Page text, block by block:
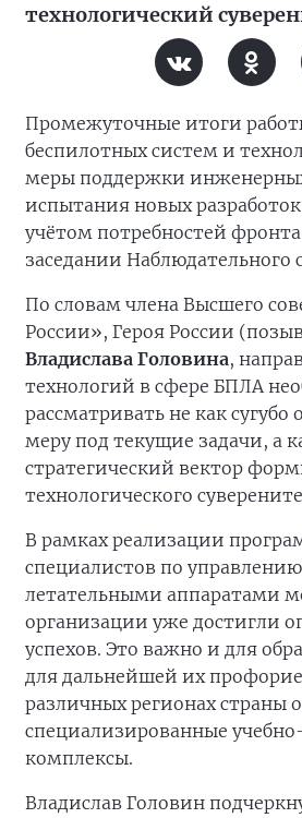
технологический
Промежуточные итоги
беспилотных систем и
меры поддержки
испытания новых
учётом потребностей
заседании Наблюдательного
По словам члена Высшего
России», Героя России
Владислава Головина,
технологий в сфере БПЛА
рассматривать не как
меру под текущие задачи, а
стратегический вектор
технологического
В рамках реализации
специалистов по
летательными аппаратами
организации уже достигли
успехов. Это важно и для
для дальнейшей их
различных регионах страны
специализированные
комплексы.
Владислав Головин